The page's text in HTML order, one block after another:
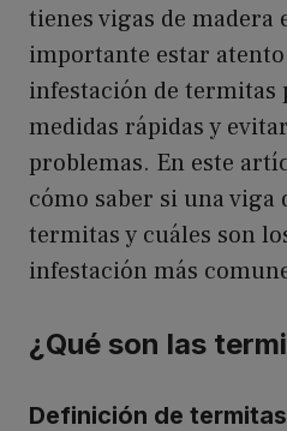
tienes vigas de madera
importante estar
infestación de termitas
medidas rápidas y
problemas. En este
cómo saber si una viga
termitas y cuáles son
infestación más
¿Qué son las
Definición de termitas